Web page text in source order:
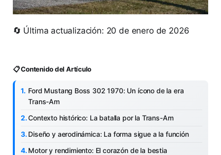
🔄 Última actualización: 20 de enero de 2026
📋 Contenido del Artículo
Ford Mustang Boss 302 1970: Un ícono de la era
Trans-Am
Contexto histórico: La batalla por la Trans-Am
Diseño y aerodinámica: La forma sigue a la función
Motor y rendimiento: El corazón de la bestia